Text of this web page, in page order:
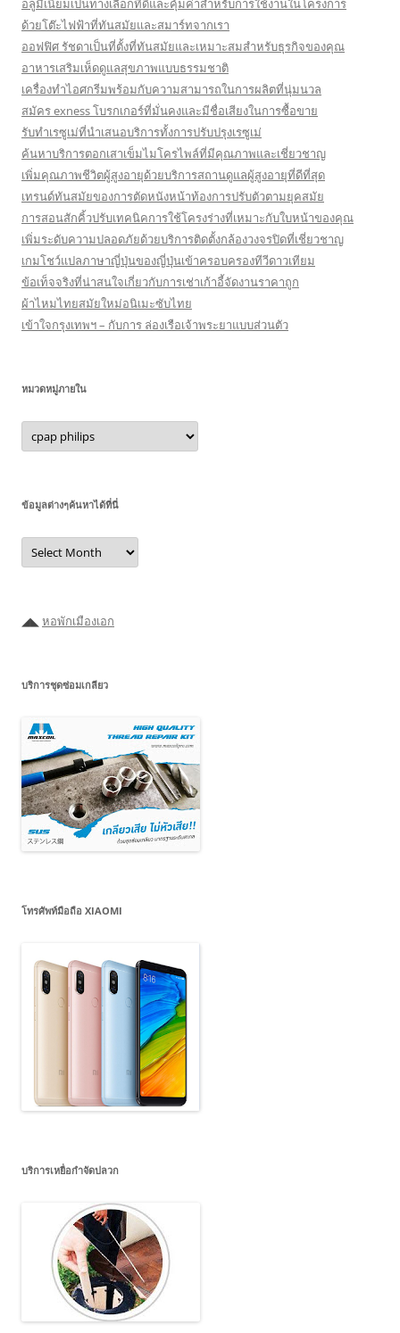
อลูมิเนียมเป็นทางเลือกที่ดีและคุ้มค่าสำหรับการใช้งานในโครงการ
ด้วยโต๊ะไฟฟ้าที่ทันสมัยและสมาร์ทจากเรา
ออฟฟิศ รัชดาเป็นที่ตั้งที่ทันสมัยและเหมาะสมสำหรับธุรกิจของคุณ
อาหารเสริมเห็ดดูแลสุขภาพแบบธรรมชาติ
เครื่องทำไอศกรีมพร้อมกับความสามารถในการผลิตที่นุ่มนวล
สมัคร exness โบรกเกอร์ที่มั่นคงและมีชื่อเสียงในการซื้อขาย
รับทำเรซูเม่ที่นำเสนอบริการทั้งการปรับปรุงเรซูเม่
ค้นหาบริการตอกเสาเข็มไมโครไพล์ที่มีคุณภาพและเชี่ยวชาญ
เพิ่มคุณภาพชีวิตผู้สูงอายุด้วยบริการสถานดูแลผู้สูงอายุที่ดีที่สุด
เทรนด์ทันสมัยของการตัดหนังหน้าท้องการปรับตัวตามยุคสมัย
การสอนสักคิ้วปรับเทคนิคการใช้โครงร่างที่เหมาะกับใบหน้าของคุณ
เพิ่มระดับความปลอดภัยด้วยบริการติดตั้งกล้องวงจรปิดที่เชี่ยวชาญ
เกมโชว์แปลภาษาญี่ปุ่นของญี่ปุ่นเข้าครอบครองทีวีดาวเทียม
ข้อเท็จจริงที่น่าสนใจเกี่ยวกับการเช่าเก้าอี้จัดงานราคาถูก
ผ้าไหมไทยสมัยใหม่อนิเมะซับไทย
เข้าใจกรุงเทพฯ – กับการ ล่องเรือเจ้าพระยาแบบส่วนตัว
หมวดหมู่ภายใน
หมวด
หมู่
ภายใน
ข้อมูลต่างๆค้นหาได้ที่นี่
ข้อมูล
ต่างๆ
ค้นหา
◢◣ หอพักเมืองเอก
บริการชุดซ่อมเกลียว
โทรศัพท์มือถือ XIAOMI
บริการเหยื่อกำจัดปลวก